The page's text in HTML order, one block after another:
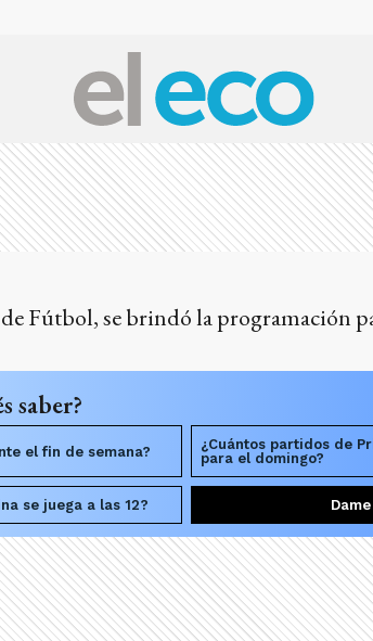
Fútbol, se brindó la programación
saber?
el fin de semana?
¿Cuántos partidos de
para el domingo?
se juega a las 12?